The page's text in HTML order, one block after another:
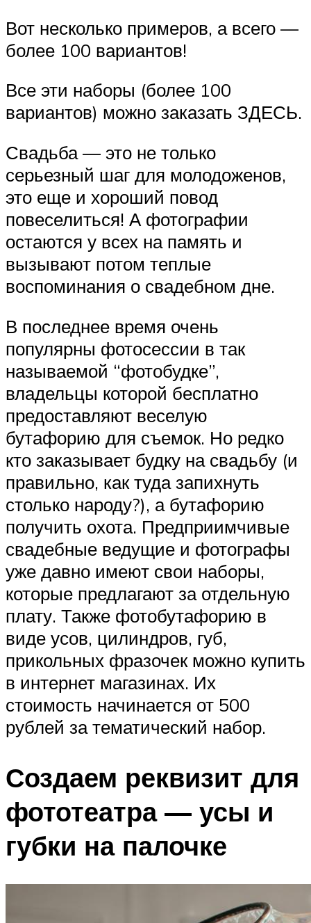
Вот несколько примеров, а всего —
более 100 вариантов!
Все эти наборы (более 100
вариантов) можно заказать ЗДЕСЬ.
Свадьба — это не только
серьезный шаг для молодоженов,
это еще и хороший повод
повеселиться! А фотографии
остаются у всех на память и
вызывают потом теплые
воспоминания о свадебном дне.
В последнее время очень
популярны фотосессии в так
называемой “фотобудке”,
владельцы которой бесплатно
предоставляют веселую
бутафорию для съемок. Но редко
кто заказывает будку на свадьбу (и
правильно, как туда запихнуть
столько народу?), а бутафорию
получить охота. Предприимчивые
свадебные ведущие и фотографы
уже давно имеют свои наборы,
которые предлагают за отдельную
плату. Также фотобутафорию в
виде усов, цилиндров, губ,
прикольных фразочек можно купить
в интернет магазинах. Их
стоимость начинается от 500
рублей за тематический набор.
Создаем реквизит для
фототеатра — усы и
губки на палочке